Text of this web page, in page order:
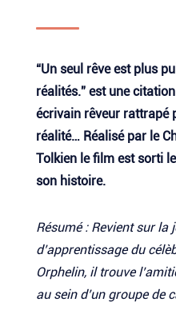
“Un seul rêve est plus
réalités.” est une
écrivain rêveur rattrapé
réalité… Réalisé par le
Tolkien le film est sorti
son histoire.
Résumé : Revient sur la
d’apprentissage du
Orphelin, il trouve
au sein d’un groupe de